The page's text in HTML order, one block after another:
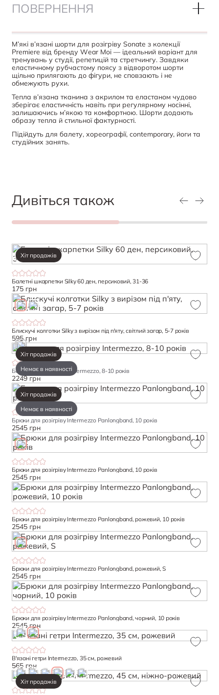
ПОВЕРНЕННЯ
М’які в’язані шорти для розігріву Sonate з колекції
Premiere від бренду Wear Moi — ідеальний варіант для
тренувань у студії, репетицій та стретчингу. Завдяки
еластичному рубчастому поясу з відворотом шорти
щільно прилягають до фігури, не сповзають і не
обмежують рухи.
Тепла в’язана тканина з акрилом та еластаном чудово
зберігає еластичність навіть при регулярному носінні,
залишаючись м’якою та комфортною. Шорти додають
образу тепла й стильної фактурності.
Підійдуть для балету, хореографії, contemporary, йоги та
студійних занять.
Дивіться також
Хіт продажів
Балетні шкарпетки Silky 60 ден, персиковий, 31-36
175 грн
Блискучі колготки Silky з вирізом під п'яту, світлий загар, 5-7 років
595 грн
Хіт продажів
Немає в наявності
Болеро для розігріву Intermezzo, 8-10 років
2249 грн
Хіт продажів
Немає в наявності
Брюки для розігріву Intermezzo Panlongband, 10 років
2545 грн
Брюки для розігріву Intermezzo Panlongband, 10 років
2545 грн
Брюки для розігріву Intermezzo Panlongband, рожевий, 10 років
2545 грн
Брюки для розігріву Intermezzo Panlongband, рожевий, S
2545 грн
Брюки для розігріву Intermezzo Panlongband, чорний, 10 років
2545 грн
В'язані гетри Intermezzo, 35 см, рожевий
565 грн
Хіт продажів